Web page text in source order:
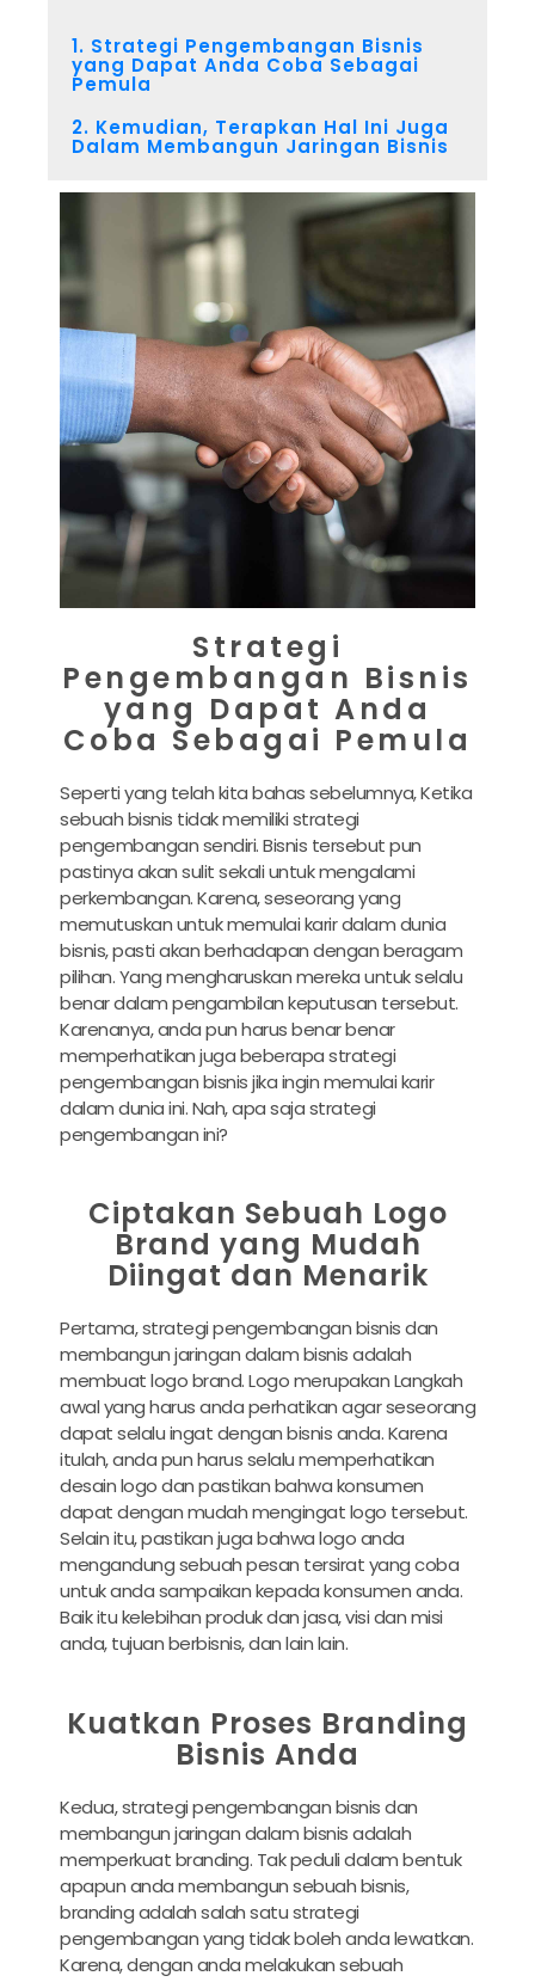
1. Strategi Pengembangan Bisnis
yang Dapat Anda Coba Sebagai
Pemula
2. Kemudian, Terapkan Hal Ini Juga
Dalam Membangun Jaringan Bisnis
Strategi
Pengembangan Bisnis
yang Dapat Anda
Coba Sebagai Pemula
Seperti yang telah kita bahas sebelumnya, Ketika
sebuah bisnis tidak memiliki strategi
pengembangan sendiri. Bisnis tersebut pun
pastinya akan sulit sekali untuk mengalami
perkembangan. Karena, seseorang yang
memutuskan untuk memulai karir dalam dunia
bisnis, pasti akan berhadapan dengan beragam
pilihan. Yang mengharuskan mereka untuk selalu
benar dalam pengambilan keputusan tersebut.
Karenanya, anda pun harus benar benar
memperhatikan juga beberapa strategi
pengembangan bisnis jika ingin memulai karir
dalam dunia ini. Nah, apa saja strategi
pengembangan ini?
Ciptakan Sebuah Logo
Brand yang Mudah
Diingat dan Menarik
Pertama, strategi pengembangan bisnis dan
membangun jaringan dalam bisnis adalah
membuat logo brand. Logo merupakan Langkah
awal yang harus anda perhatikan agar seseorang
dapat selalu ingat dengan bisnis anda. Karena
itulah, anda pun harus selalu memperhatikan
desain logo dan pastikan bahwa konsumen
dapat dengan mudah mengingat logo tersebut.
Selain itu, pastikan juga bahwa logo anda
mengandung sebuah pesan tersirat yang coba
untuk anda sampaikan kepada konsumen anda.
Baik itu kelebihan produk dan jasa, visi dan misi
anda, tujuan berbisnis, dan lain lain.
Kuatkan Proses Branding
Bisnis Anda
Kedua, strategi pengembangan bisnis dan
membangun jaringan dalam bisnis adalah
memperkuat branding. Tak peduli dalam bentuk
apapun anda membangun sebuah bisnis,
branding adalah salah satu strategi
pengembangan yang tidak boleh anda lewatkan.
Karena, dengan anda melakukan sebuah